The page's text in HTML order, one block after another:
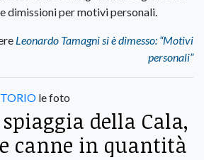
dimissioni per motivi personali.
Leonardo Tamagni si è dimesso: “Motivi
personali”
le foto
della Cala,
canne in quantità